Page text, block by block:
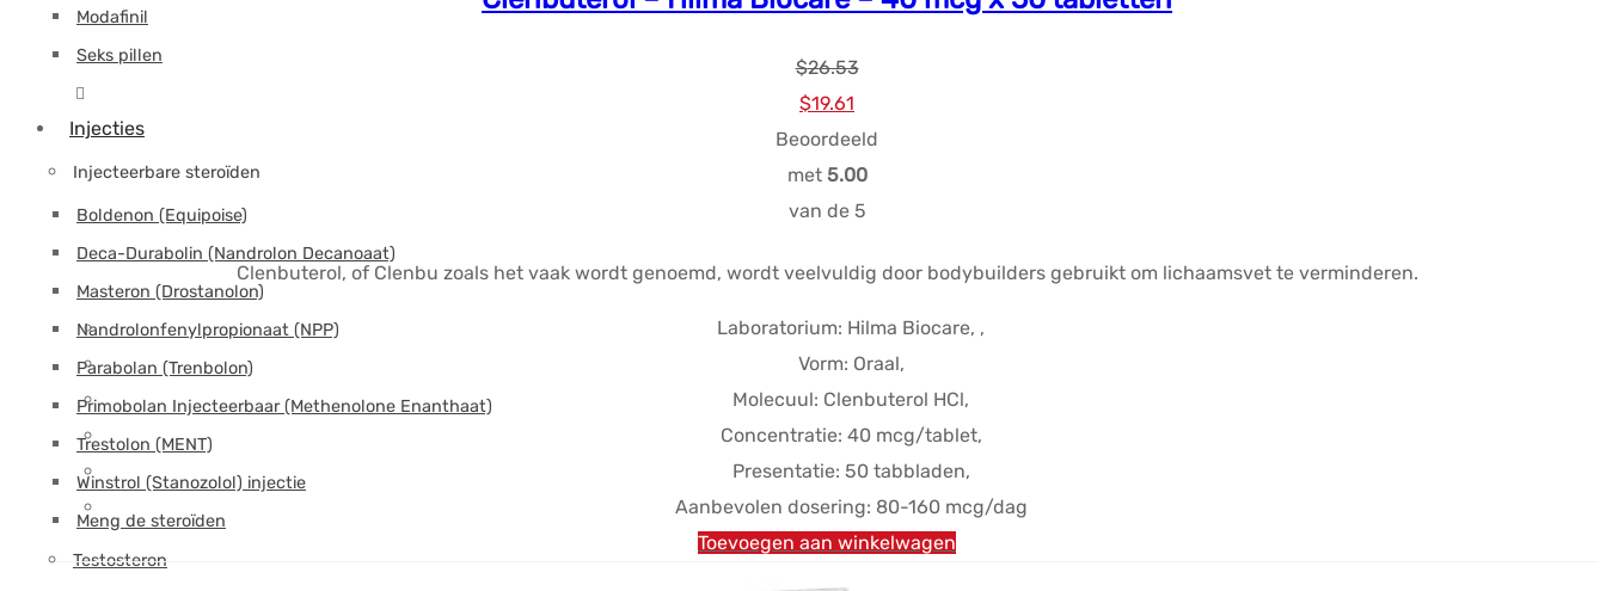
Modafinil
Seks pillen
Injecties
Injecteerbare steroïden
Boldenon (Equipoise)
Deca-Durabolin (Nandrolon Decanoaat)
Masteron (Drostanolon)
Nandrolonfenylpropionaat (NPP)
Parabolan (Trenbolon)
Primobolan Injecteerbaar (Methenolone Enanthaat)
Trestolon (MENT)
Winstrol (Stanozolol) injectie
Meng de steroïden
Testosteron
$26.53
Oorspronkelijke
prijs
was:
$26.53.
$19.61
prijs
is:
$19.61.
Beoordeeld
met 5.00
van de 5
Clenbuterol, of Clenbu zoals het vaak wordt genoemd, wordt veelvuldig door bodybuilders gebruikt om lichaamsvet te verminderen.
Laboratorium: Hilma Biocare, ,
Vorm: Oraal,
Molecuul: Clenbuterol HCl,
Concentratie: 40 mcg/tablet,
Presentatie: 50 tabbladen,
Aanbevolen dosering: 80-160 mcg/dag
Toevoegen aan winkelwagen